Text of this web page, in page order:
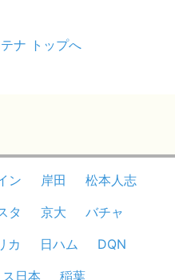
ナ トップへ
ン 岸田
松本人志
タ 京大
バチャ
カ 日ハム
DQN
ス日本
稲葉